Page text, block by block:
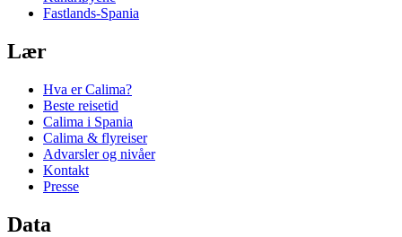
Fastlands-Spania
Lær
Hva er Calima?
Beste reisetid
Calima i Spania
Calima & flyreiser
Advarsler og nivåer
Kontakt
Presse
Data